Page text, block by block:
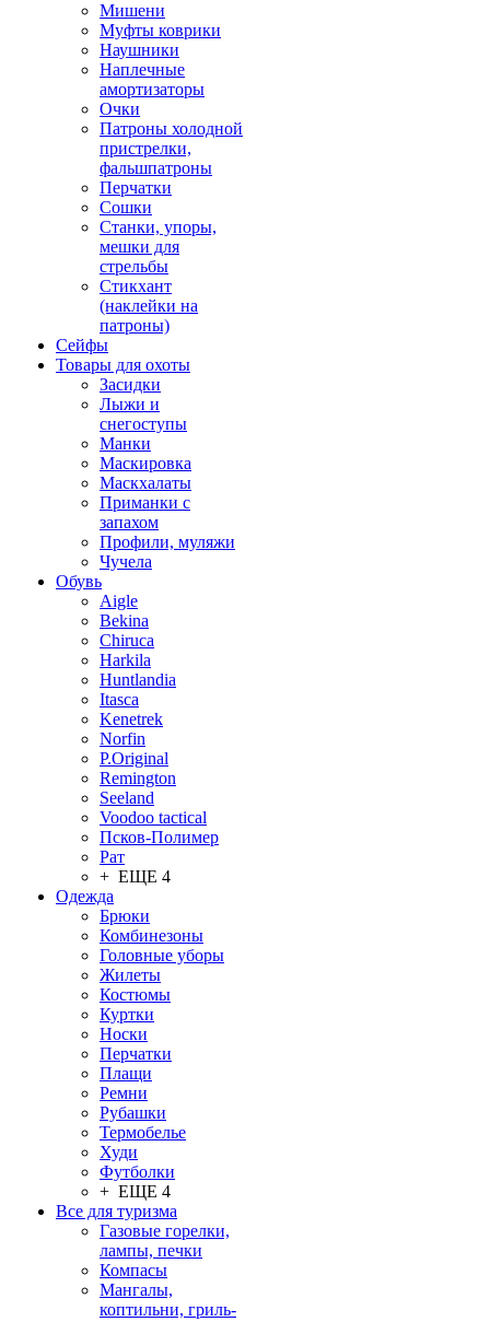
Мишени
Муфты коврики
Наушники
Наплечные
амортизаторы
Очки
Патроны холодной
пристрелки,
фальшпатроны
Перчатки
Сошки
Станки, упоры,
мешки для
стрельбы
Стикхант
(наклейки на
патроны)
Сейфы
Товары для охоты
Засидки
Лыжи и
снегоступы
Манки
Маскировка
Маскхалаты
Приманки с
запахом
Профили, муляжи
Чучела
Обувь
Aigle
Bekina
Chiruсa
Harkila
Huntlandia
Itasca
Kenetrek
Norfin
P.Original
Remington
Seeland
Voodoo tactical
Псков-Полимер
Рат
+ ЕЩЕ 4
Одежда
Брюки
Комбинезоны
Головные уборы
Жилеты
Костюмы
Куртки
Носки
Перчатки
Плащи
Ремни
Рубашки
Термобелье
Худи
Футболки
+ ЕЩЕ 4
Все для туризма
Газовые горелки,
лампы, печки
Компасы
Мангалы,
коптильни, гриль-